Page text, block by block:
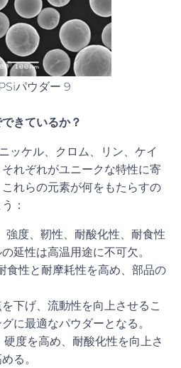
パウダー 9
きているか？
ッケル、クロム、リン、ケイ
れぞれがユニークな特性に寄
れらの元素が何をもたらすの
：
強度、靭性、耐酸化性、耐食性
延性は高温用途に不可欠。
食性と耐摩耗性を高め、部品の
下げ、流動性を向上させるこ
に最適なパウダーとなる。
硬度を高め、耐酸化性を向上さ
る。